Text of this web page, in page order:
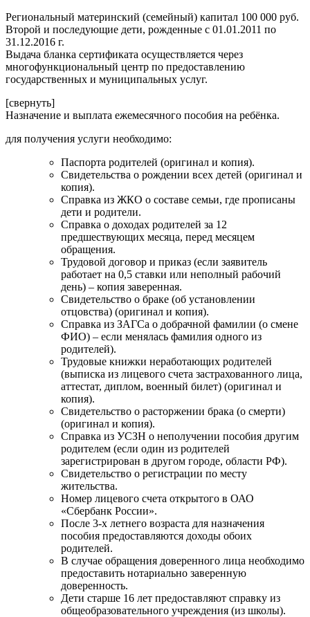
Региональный материнский (семейный) капитал 100 000 руб.
Второй и последующие дети, рожденные с 01.01.2011 по
31.12.2016 г.
Выдача бланка сертификата осуществляется через
многофункциональный центр по предоставлению
государственных и муниципальных услуг.
[свернуть]
Назначение и выплата ежемесячного пособия на ребёнка.
для получения услуги необходимо:
Паспорта родителей (оригинал и копия).
Свидетельства о рождении всех детей (оригинал и
копия).
Справка из ЖКО о составе семьи, где прописаны
дети и родители.
Справка о доходах родителей за 12
предшествующих месяца, перед месяцем
обращения.
Трудовой договор и приказ (если заявитель
работает на 0,5 ставки или неполный рабочий
день) – копия заверенная.
Свидетельство о браке (об установлении
отцовства) (оригинал и копия).
Справка из ЗАГСа о добрачной фамилии (о смене
ФИО) – если менялась фамилия одного из
родителей).
Трудовые книжки неработающих родителей
(выписка из лицевого счета застрахованного лица,
аттестат, диплом, военный билет) (оригинал и
копия).
Свидетельство о расторжении брака (о смерти)
(оригинал и копия).
Справка из УСЗН о неполучении пособия другим
родителем (если один из родителей
зарегистрирован в другом городе, области РФ).
Свидетельство о регистрации по месту
жительства.
Номер лицевого счета открытого в ОАО
«Сбербанк России».
После 3-х летнего возраста для назначения
пособия предоставляются доходы обоих
родителей.
В случае обращения доверенного лица необходимо
предоставить нотариально заверенную
доверенность.
Дети старше 16 лет предоставляют справку из
общеобразовательного учреждения (из школы).